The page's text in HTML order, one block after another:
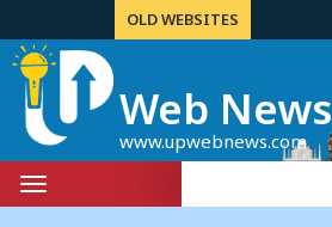
OLD WEBSITES
Web News
www.upwebnews.com
Toggle
navigation